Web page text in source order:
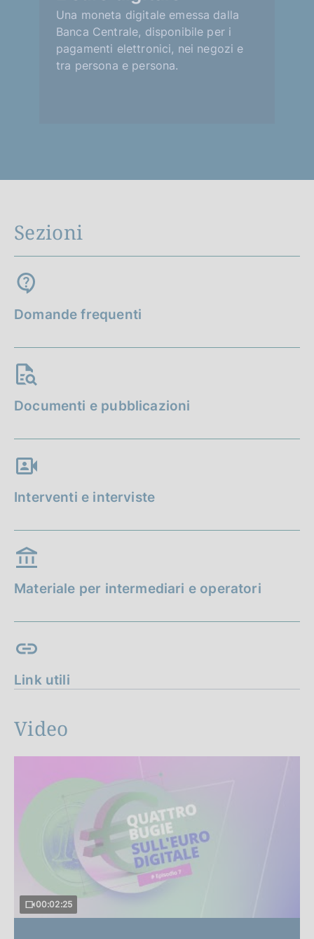
Una moneta digitale emessa dalla
Banca Centrale, disponibile per i
pagamenti elettronici, nei negozi e
tra persona e persona.
Sezioni
Domande frequenti
Documenti e pubblicazioni
Interventi e interviste
Materiale per intermediari e operatori
Link utili
Video
00:02:25